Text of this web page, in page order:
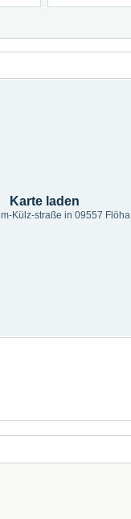
Karte laden
Külz-straße in 09557 Flöha